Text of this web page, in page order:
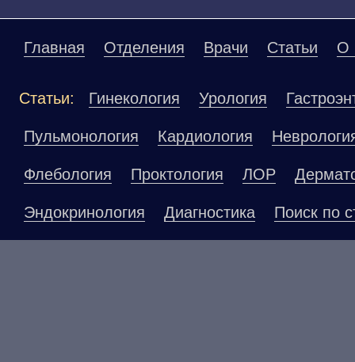
Главная Отделения Врачи Статьи О
Статьи: Гинекология Урология
Пульмонология Кардиология
Флебология Проктология ЛОР
Эндокринология Диагностика Поиск по